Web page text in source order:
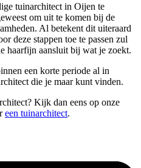
tuinarchitect in Oijen te
om uit te komen bij de
Al betekent dit uiteraard
deze stappen toe te passen zul
haarfijn aansluit bij wat je zoekt.
een korte periode al in
die je maar kunt vinden.
Kijk dan eens op onze
een tuinarchitect.